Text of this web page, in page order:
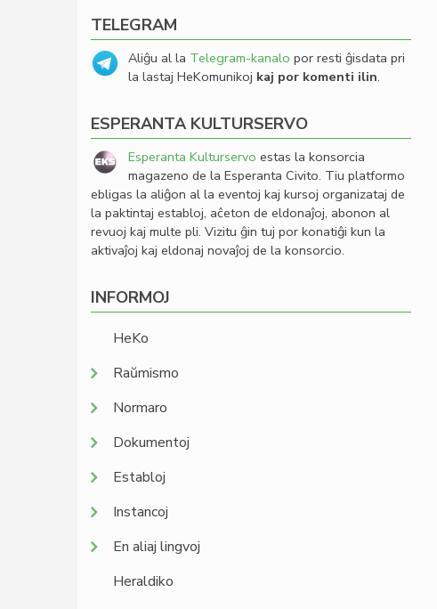
TELEGRAM
Aliĝu al la Telegram-kanalo por resti ĝisdata pri
la lastaj HeKomunikoj kaj por komenti ilin.
ESPERANTA KULTURSERVO
Esperanta Kulturservo estas la konsorcia
magazeno de la Esperanta Civito. Tiu platformo
ebligas la aliĝon al la eventoj kaj kursoj organizataj de
la paktintaj establoj, aĉeton de eldonaĵoj, abonon al
revuoj kaj multe pli. Vizitu ĝin tuj por konatiĝi kun la
aktivaĵoj kaj eldonaj novaĵoj de la konsorcio.
INFORMOJ
HeKo
Raŭmismo
Normaro
Dokumentoj
Establoj
Instancoj
En aliaj lingvoj
Heraldiko